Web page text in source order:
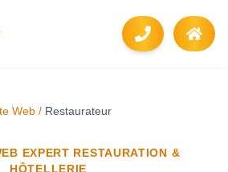
Web / Restaurateur
EXPERT RESTAURATION &
HÔTELLERIE